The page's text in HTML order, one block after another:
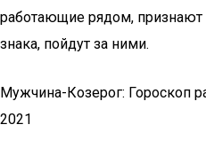
работающие рядом, признают
знака, пойдут за ними.
Мужчина-Козерог: Гороскоп
2021